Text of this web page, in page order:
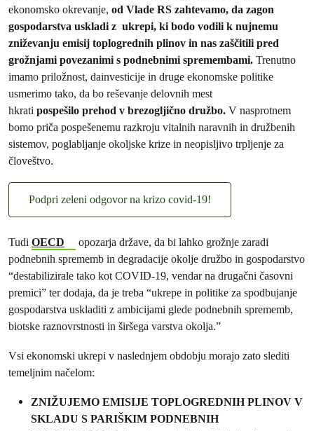
ekonomsko okrevanje, od Vlade RS zahtevamo, da zagon
gospodarstva uskladi z ukrepi, ki bodo vodili k nujnemu
zniževanju emisij toplogrednih plinov in nas zaščitili pred
grožnjami povezanimi s podnebnimi spremembami. Trenutno
imamo priložnost, dainvesticije in druge ekonomske politike
usmerimo tako, da bo reševanje delovnih mest
hkrati pospešilo prehod v brezogljično družbo. V nasprotnem
bomo priča pospešenemu razkroju vitalnih naravnih in družbenih
sistemov, poglabljanje okoljske krize in neopisljivo trpljenje za
človeštvo.
Podpri zeleni odgovor na krizo covid-19!
Tudi OECD
opozarja države, da bi lahko grožnje zaradi
podnebnih sprememb in degradacije okolje družbo in gospodarstvo
“destabilizirale tako kot COVID-19, vendar na drugačni časovni
premici” ter dodaja, da je treba “ukrepe in politike za spodbujanje
gospodarstva uskladiti z ambicijami glede podnebnih sprememb,
biotske raznovrstnosti in širšega varstva okolja.”
Vsi ekonomski ukrepi v naslednjem obdobju morajo zato slediti
temeljnim načelom:
ZNIŽUJEMO EMISIJE TOPLOGREDNIH PLINOV V
SKLADU S PARIŠKIM PODNEBNIH